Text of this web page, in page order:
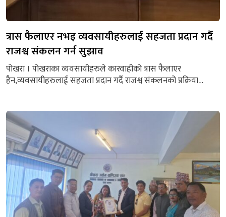
त्रास फैलाएर नभइ व्यवसायीहरुलाई सहजता प्रदान गर्दै
राजश्व संकलन गर्न सुझाव
पोखरा । पोखराका व्यवसायीहरुले कारवाहीको त्रास फैलाएर
हैन,व्यवसायीहरुलाई सहजता प्रदान गर्दै राजश्व संकलनको प्रक्रिया
मौका दिनुपर्ने माग पनि गरेका छन् । सरकारले बिक्रीयोग्य सेवा तथा
बस्तुको मूल्यसूची प्रष्ट राख्न निर्देशन जारी गरेको सन्दर्भमा उनीहरुले
न्यूनविजकीकरणका कारण त्यो काम...